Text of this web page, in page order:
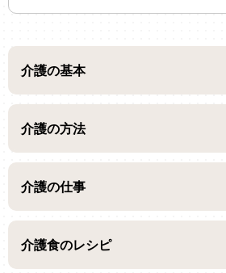
介護の基本
介護の方法
介護の仕事
介護食のレシピ